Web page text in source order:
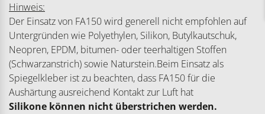
Hinweis:
Der Einsatz von FA150 wird generell nicht empfohlen auf
Untergründen wie Polyethylen, Silikon, Butylkautschuk,
Neopren, EPDM, bitumen- oder teerhaltigen Stoffen
(Schwarzanstrich) sowie Naturstein.Beim Einsatz als
Spiegelkleber ist zu beachten, dass FA150 für die
Aushärtung ausreichend Kontakt zur Luft hat
Silikone können nicht überstrichen werden.